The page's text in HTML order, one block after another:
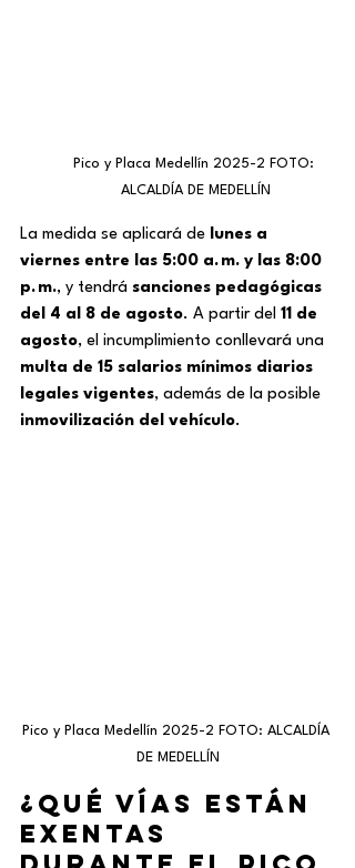
Pico y Placa Medellín 2025-2 FOTO:
ALCALDÍA DE MEDELLÍN
La medida se aplicará de lunes a
viernes entre las 5:00 a. m. y las 8:00
p. m., y tendrá sanciones pedagógicas
del 4 al 8 de agosto. A partir del 11 de
agosto, el incumplimiento conllevará una
multa de 15 salarios mínimos diarios
legales vigentes, además de la posible
inmovilización del vehículo.
Pico y Placa Medellín 2025-2 FOTO: ALCALDÍA
DE MEDELLÍN
¿Qué vías están
exentas